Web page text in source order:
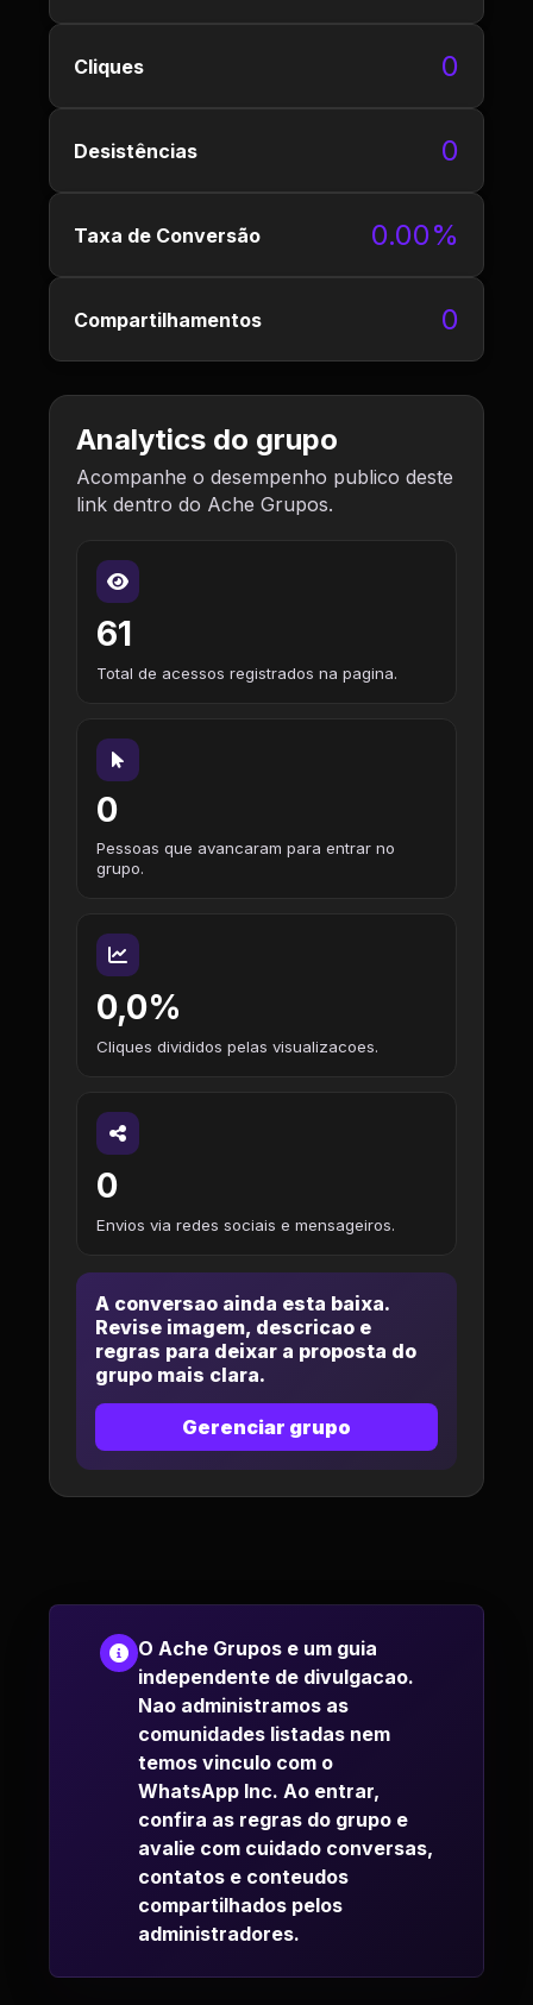
Cliques 0
Desistências 0
Taxa de Conversão 0.00%
Compartilhamentos 0
Analytics do grupo
Acompanhe o desempenho publico deste
link dentro do Ache Grupos.
61
Total de acessos registrados na pagina.
0
Pessoas que avancaram para entrar no
grupo.
0,0%
Cliques divididos pelas visualizacoes.
0
Envios via redes sociais e mensageiros.
A conversao ainda esta baixa.
Revise imagem, descricao e
regras para deixar a proposta do
grupo mais clara.
Gerenciar grupo
O Ache Grupos e um guia
independente de divulgacao.
Nao administramos as
comunidades listadas nem
temos vinculo com o
WhatsApp Inc. Ao entrar,
confira as regras do grupo e
avalie com cuidado conversas,
contatos e conteudos
compartilhados pelos
administradores.